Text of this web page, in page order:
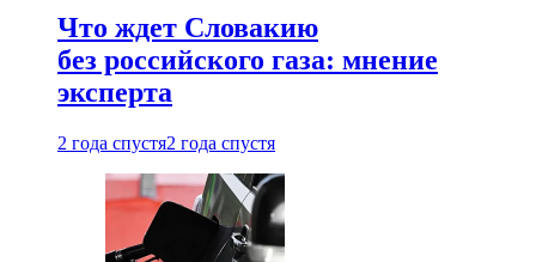
Что ждет Словакию
без российского газа: мнение
эксперта
2 года спустя2 года спустя